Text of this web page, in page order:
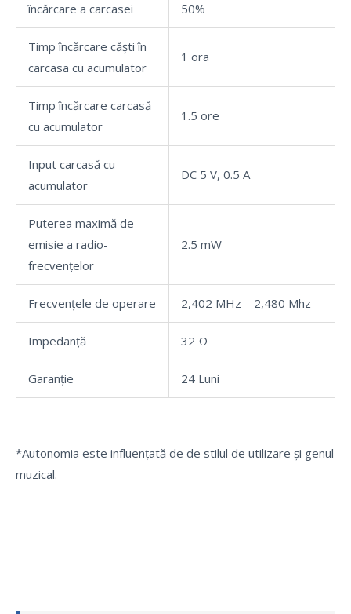
încărcare a carcasei
50%
Timp încărcare căști în
carcasa cu acumulator
1 ora
Timp încărcare carcasă
cu acumulator
1.5 ore
Input carcasă cu
acumulator
DC 5 V, 0.5 A
Puterea maximă de
emisie a radio-
frecvențelor
2.5 mW
Frecvențele de operare 2,402 MHz – 2,480 Mhz
Impedanță 32 Ω
Garanție 24 Luni
*Autonomia este influențată de de stilul de utilizare și genul
muzical.